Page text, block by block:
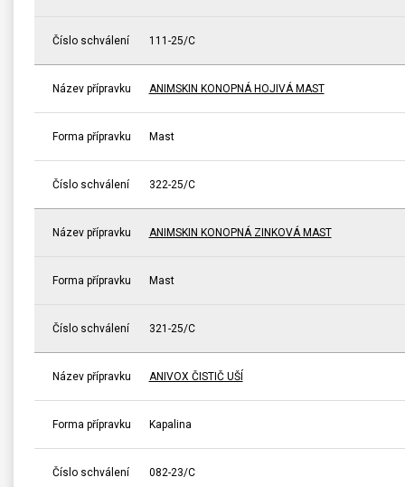
Číslo schválení 111-25/C
Název přípravku ANIMSKIN KONOPNÁ HOJIVÁ MAST
Forma přípravku Mast
Číslo schválení 322-25/C
Název přípravku ANIMSKIN KONOPNÁ ZINKOVÁ MAST
Forma přípravku Mast
Číslo schválení 321-25/C
Název přípravku ANIVOX ČISTIČ UŠÍ
Forma přípravku Kapalina
Číslo schválení 082-23/C